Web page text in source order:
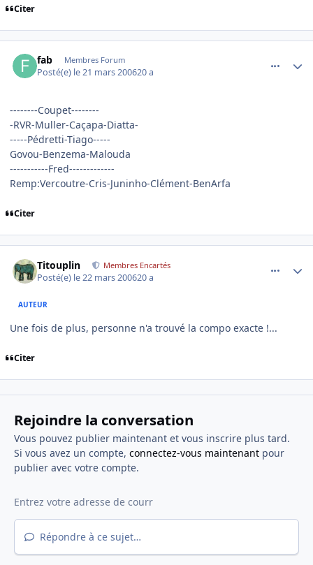
Citer
fab Membres Forum
Posté(e) le 21 mars 200620 a
--------Coupet--------
-RVR-Muller-Caçapa-Diatta-
-----Pédretti-Tiago-----
Govou-Benzema-Malouda
-----------Fred-------------
Remp:Vercoutre-Cris-Juninho-Clément-BenArfa
Citer
Titouplin Membres Encartés
Posté(e) le 22 mars 200620 a
AUTEUR
Une fois de plus, personne n'a trouvé la compo exacte !...
Citer
Rejoindre la conversation
Vous pouvez publier maintenant et vous inscrire plus tard.
Si vous avez un compte, connectez-vous maintenantpour
publier avec votre compte.
Répondre à ce sujet…